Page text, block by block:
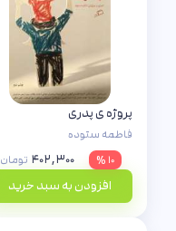
پروژه ی پدری
فاطمه ستوده
۱۰ %
۴۰۲,۳۰۰ تومان
افزودن به سبد خرید